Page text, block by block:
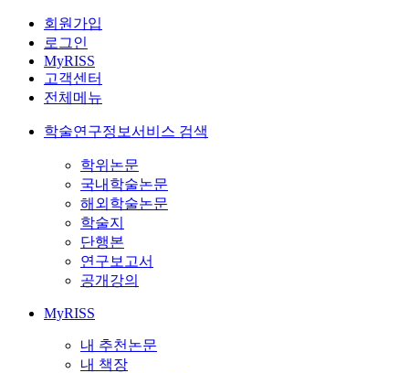
회원가입
로그인
MyRISS
고객센터
전체메뉴
학술연구정보서비스 검색
학위논문
국내학술논문
해외학술논문
학술지
단행본
연구보고서
공개강의
MyRISS
내 추천논문
내 책장